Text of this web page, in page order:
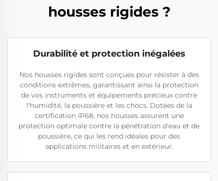
housses rigides ?
Durabilité et protection inégalées
Nos housses rigides sont conçues pour résister à des
conditions extrêmes, garantissant ainsi la protection
de vos instruments et équipements précieux contre
l'humidité, la poussière et les chocs. Dotées de la
certification IP68, nos housses assurent une
protection optimale contre la pénétration d'eau et de
poussière, ce qui les rend idéales pour des
applications militaires et en extérieur.